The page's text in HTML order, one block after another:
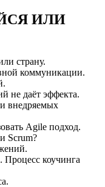
ИЛИ
страну.
коммуникации.
не даёт эффекта.
внедряемых
Agile подход.
Scrum?
коучинга